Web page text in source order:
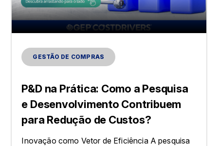
GESTÃO DE COMPRAS
P&D na Prática: Como a Pesquisa
e Desenvolvimento Contribuem
para Redução de Custos?
Inovação como Vetor de Eficiência A pesquisa